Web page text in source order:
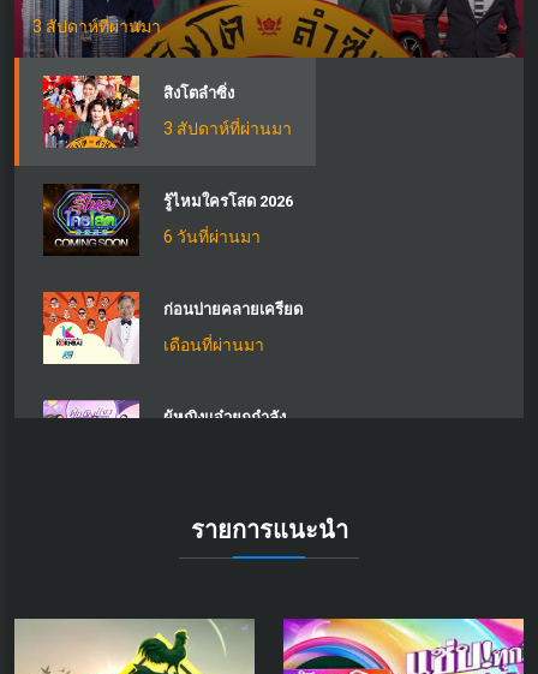
3 สัปดาห์ที่ผ่านมา
สิงโตลำซิ่ง
3 สัปดาห์ที่ผ่านมา
รู้ไหมใครโสด 2026
6 วันที่ผ่านมา
ก่อนบ่ายคลายเครียด
เดือนที่ผ่านมา
ผู้หญิงแจ๋วยกกําลัง
รายการแนะนำ